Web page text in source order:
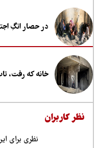
در حصار انگِ
خانه که رفت،
کاربران
نظری برای این